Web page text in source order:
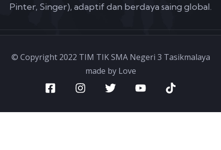
Pinter, Singer), adaptif dan berdaya saing global.
© Copyright 2022 TIM TIK SMA Negeri 3 Tasikmalaya
made by Love